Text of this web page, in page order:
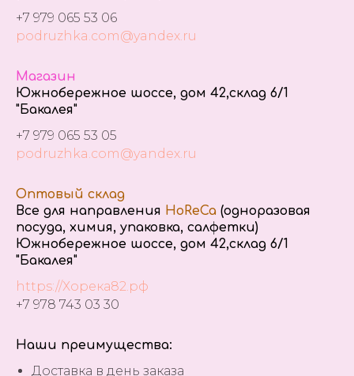
+7 979 065 53 06
podruzhka.com@yandex.ru
Магазин
Южнобережное шоссе, дом 42,склад 6/1
"Бакалея"
+7 979 065 53 05
podruzhka.com@yandex.ru
Оптовый склад
Все для направления HoReCa (одноразовая
посуда, химия, упаковка, салфетки)
Южнобережное шоссе, дом 42,склад 6/1
"Бакалея"
https://Хорека82.рф
+7 978 743 03 30
Наши преимущества:
Доставка в день заказа